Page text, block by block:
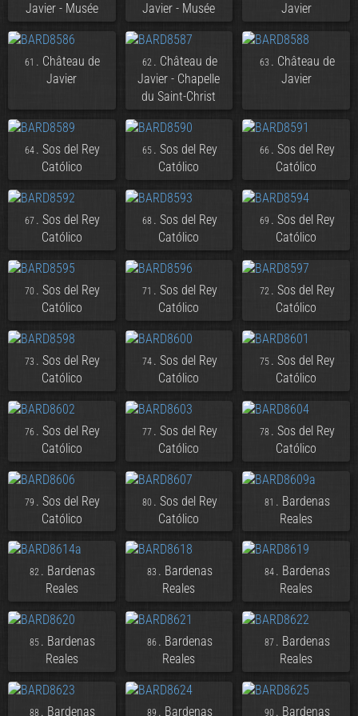
Javier - Musée
Javier - Musée
Javier
61 . Château de
Javier
62 . Château de
Javier - Chapelle
du Saint-Christ
63 . Château de
Javier
64 . Sos del Rey
Católico
65 . Sos del Rey
Católico
66 . Sos del Rey
Católico
67 . Sos del Rey
Católico
68 . Sos del Rey
Católico
69 . Sos del Rey
Católico
70 . Sos del Rey
Católico
71 . Sos del Rey
Católico
72 . Sos del Rey
Católico
73 . Sos del Rey
Católico
74 . Sos del Rey
Católico
75 . Sos del Rey
Católico
76 . Sos del Rey
Católico
77 . Sos del Rey
Católico
78 . Sos del Rey
Católico
79 . Sos del Rey
Católico
80 . Sos del Rey
Católico
81 . Bardenas
Reales
82 . Bardenas
Reales
83 . Bardenas
Reales
84 . Bardenas
Reales
85 . Bardenas
Reales
86 . Bardenas
Reales
87 . Bardenas
Reales
88 . Bardenas 89 . Bardenas 90 . Bardenas